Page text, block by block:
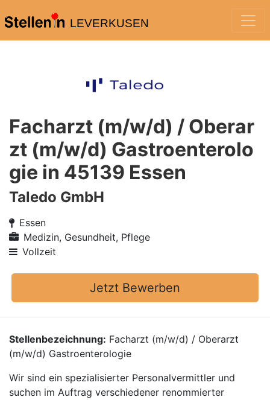
LEVERKUSEN
Facharzt (m/w/d) / Oberar
zt (m/w/d) Gastroenterolo
gie in 45139 Essen
Taledo GmbH
Essen
Medizin, Gesundheit, Pflege
Vollzeit
Jetzt Bewerben
Stellenbezeichnung: Facharzt (m/w/d) / Oberarzt
(m/w/d) Gastroenterologie
Wir sind ein spezialisierter Personalvermittler und
suchen im Auftrag verschiedener renommierter